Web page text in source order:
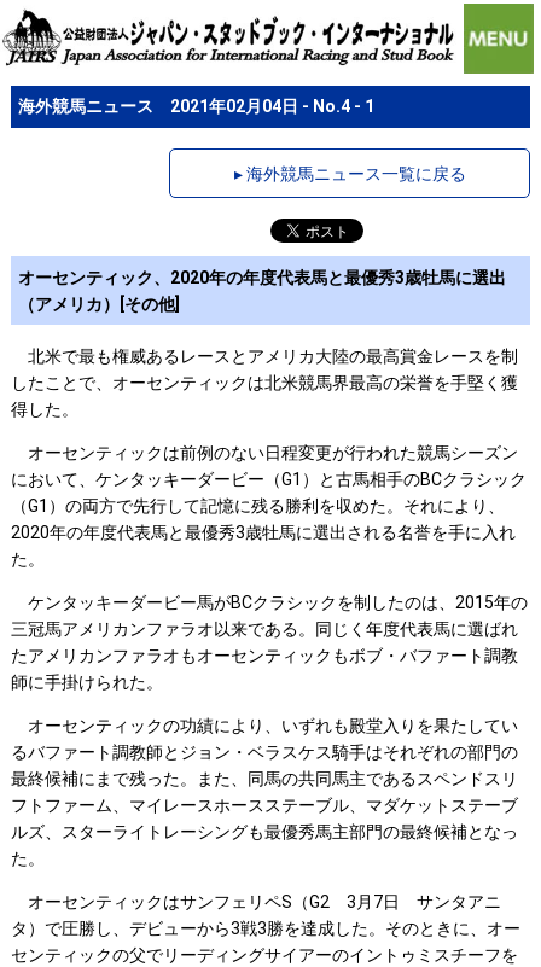
海外競馬ニュース 2021年02月04日 - No.4 - 1
▸ 海外競馬ニュース一覧に戻る
オーセンティック、2020年の年度代表馬と最優秀3歳牡馬に選出
（アメリカ）[その他]
北米で最も権威あるレースとアメリカ大陸の最高賞金レースを制
したことで、オーセンティックは北米競馬界最高の栄誉を手堅く獲
得した。
オーセンティックは前例のない日程変更が行われた競馬シーズン
において、ケンタッキーダービー（G1）と古馬相手のBCクラシック
（G1）の両方で先行して記憶に残る勝利を収めた。それにより、
2020年の年度代表馬と最優秀3歳牡馬に選出される名誉を手に入れ
た。
ケンタッキーダービー馬がBCクラシックを制したのは、2015年の
三冠馬アメリカンファラオ以来である。同じく年度代表馬に選ばれ
たアメリカンファラオもオーセンティックもボブ・バファート調教
師に手掛けられた。
オーセンティックの功績により、いずれも殿堂入りを果たしてい
るバファート調教師とジョン・ベラスケス騎手はそれぞれの部門の
最終候補にまで残った。また、同馬の共同馬主であるスペンドスリ
フトファーム、マイレースホースステーブル、マダケットステーブ
ルズ、スターライトレーシングも最優秀馬主部門の最終候補となっ
た。
オーセンティックはサンフェリペS（G2 3月7日 サンタアニ
タ）で圧勝し、デビューから3戦3勝を達成した。そのときに、オー
センティックの父でリーディングサイアーのイントゥミスチーフを